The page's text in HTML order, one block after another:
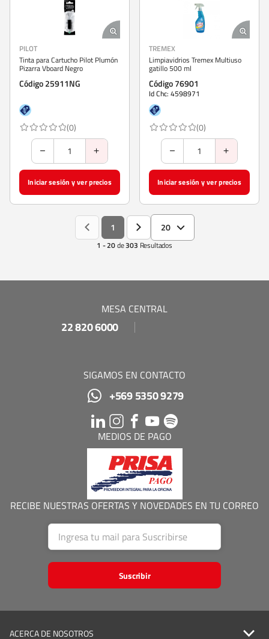
PILOT
Tinta para Cartucho Pilot Plumón
Pizarra Vboard Negro
Código 25911NG
(0)
Iniciar sesión y ver precios
TREMEX
Limpiavidrios Tremex Multiuso
gatillo 500 ml
Código 76901
Id Chc: 4598971
(0)
Iniciar sesión y ver precios
1 - 20de303 Resultados
1 20
MESA CENTRAL
22 820 6000
SIGAMOS EN CONTACTO
+569 5350 9279
MEDIOS DE PAGO
RECIBE NUESTRAS OFERTAS Y NOVEDADES EN TU CORREO
Suscribir
ACERCA DE NOSOTROS